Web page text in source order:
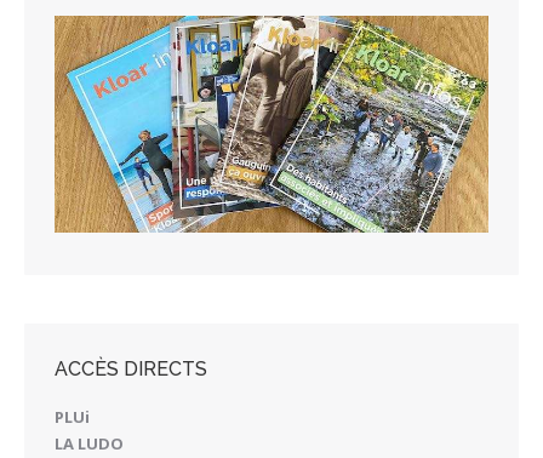
ACCÈS DIRECTS
PLUi
LA LUDO